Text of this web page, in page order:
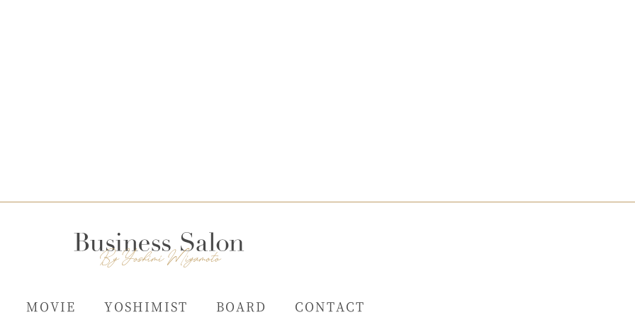
MOVIE YOSHIMIST BOARD CONTACT